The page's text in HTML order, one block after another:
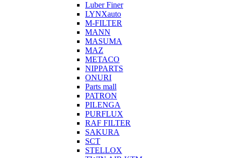
Luber Finer
LYNXauto
M-FILTER
MANN
MASUMA
MAZ
METACO
NIPPARTS
ONURI
Parts mall
PATRON
PILENGA
PURFLUX
RAF FILTER
SAKURA
SCT
STELLOX